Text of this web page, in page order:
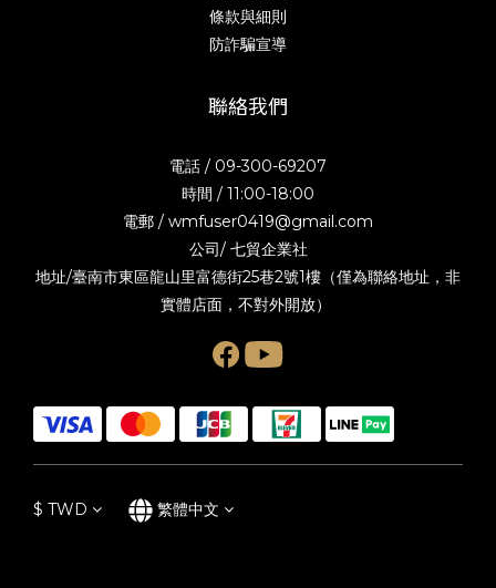
條款與細則
防詐騙宣導
聯絡我們
電話 / 09-300-69207
時間 / 11:00-18:00
電郵 / wmfuser0419@gmail.com
公司/ 七貿企業社
地址/臺南市東區龍山里富德街25巷2號1樓（僅為聯絡地址，非
實體店面，不對外開放）
$ TWD 繁體中文